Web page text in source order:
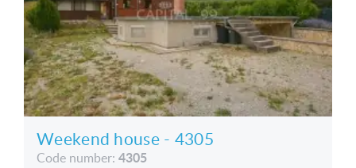
Weekend house - 4305
Code number: 4305